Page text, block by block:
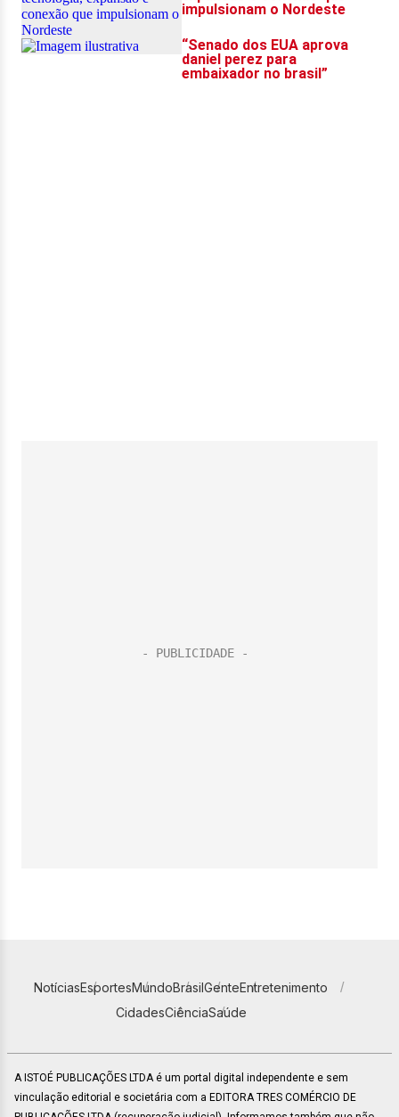
NotíciasEsportesMundoBrasilGenteEntretenimento
CidadesCiênciaSaúde
A ISTOÉ PUBLICAÇÕES LTDA é um portal digital independente e sem
vinculação editorial e societária com a EDITORA TRES COMÉRCIO DE